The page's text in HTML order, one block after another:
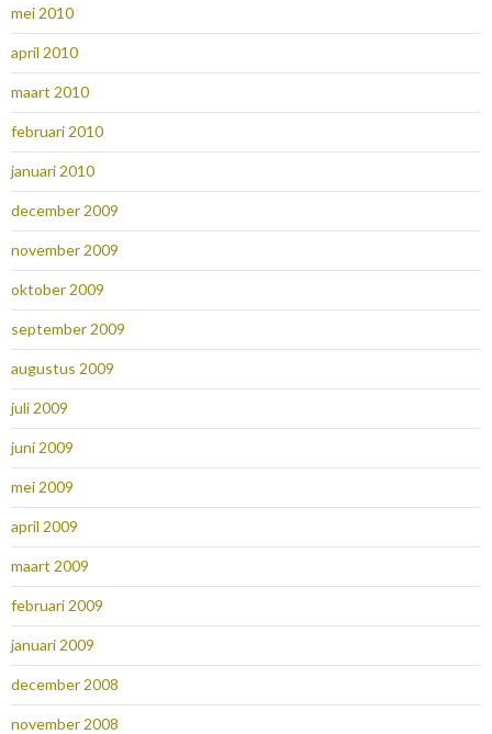
mei 2010
april 2010
maart 2010
februari 2010
januari 2010
december 2009
november 2009
oktober 2009
september 2009
augustus 2009
juli 2009
juni 2009
mei 2009
april 2009
maart 2009
februari 2009
januari 2009
december 2008
november 2008